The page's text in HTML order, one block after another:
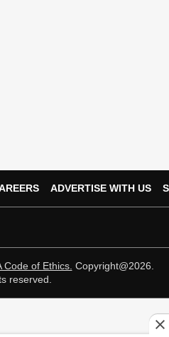
ADVERTISE WITH US
Code of Ethics. Copyright@2026.
reserved.